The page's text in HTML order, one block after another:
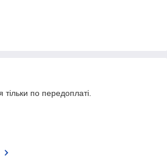
тільки по передоплаті.